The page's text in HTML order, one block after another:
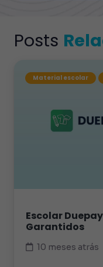
Posts
Material escolar
Escolar
Garantidos
10 meses atrás